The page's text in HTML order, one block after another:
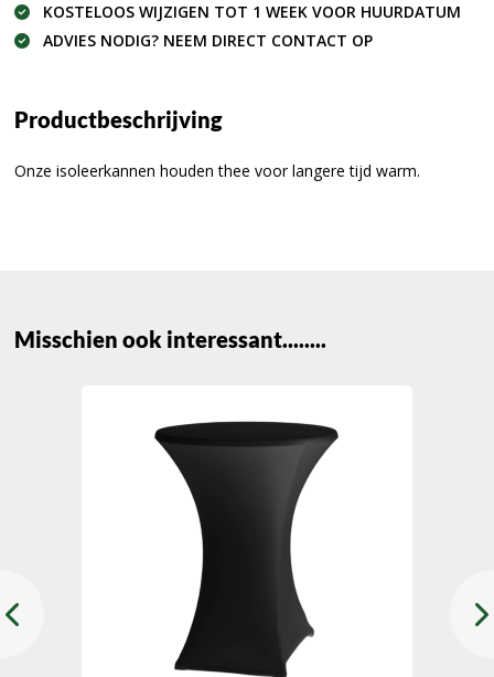
KOSTELOOS WIJZIGEN TOT 1 WEEK VOOR HUURDATUM
ADVIES NODIG? NEEM DIRECT CONTACT OP
Productbeschrijving
Onze isoleerkannen houden thee voor langere tijd warm.
Misschien ook interessant........